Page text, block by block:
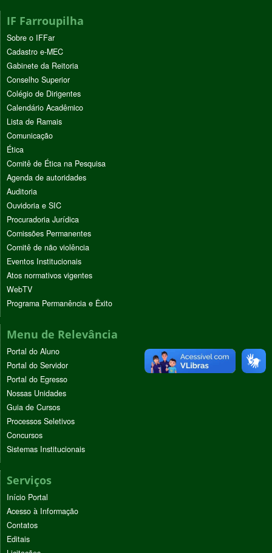
IF Farroupilha
Sobre o IFFar
Cadastro e-MEC
Gabinete da Reitoria
Conselho Superior
Colégio de Dirigentes
Calendário Acadêmico
Lista de Ramais
Comunicação
Ética
Comitê de Ética na Pesquisa
Agenda de autoridades
Auditoria
Ouvidoria e SIC
Procuradoria Jurídica
Comissões Permanentes
Comitê de não violência
Eventos Institucionais
Atos normativos vigentes
WebTV
Programa Permanência e Êxito
Menu de Relevância
Portal do Aluno
Portal do Servidor
Portal do Egresso
Nossas Unidades
Guia de Cursos
Processos Seletivos
Concursos
Sistemas Institucionais
Serviços
Início Portal
Acesso à Informação
Contatos
Editais